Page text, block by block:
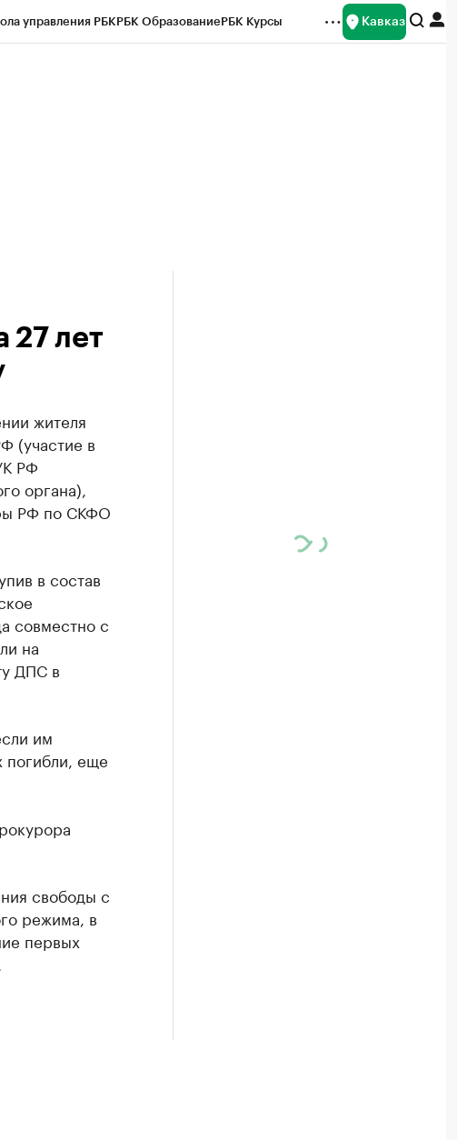
управления РБКРБК ОбразованиеРБК Курсы Кавказ
27 лет
жителя
(участие в
РФ
органа),
РФ по СКФО
в состав
совместно с
на
ДПС в
им
погибли, еще
свободы с
режима, в
первых